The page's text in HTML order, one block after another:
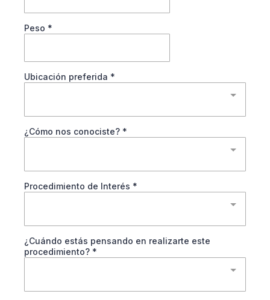
Peso *
Ubicación preferida *
¿Cómo nos conociste? *
Procedimiento de Interés *
¿Cuándo estás pensando en realizarte este
procedimiento? *